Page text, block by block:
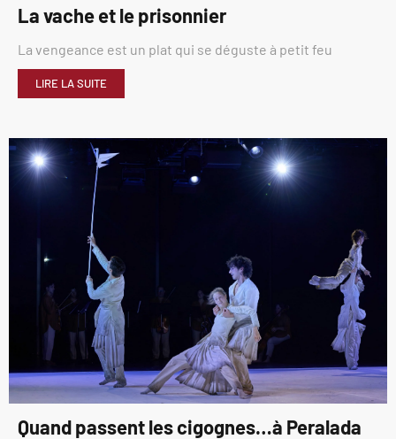
La vache et le prisonnier
La vengeance est un plat qui se déguste à petit feu
LIRE LA SUITE
Quand passent les cigognes…à Peralada